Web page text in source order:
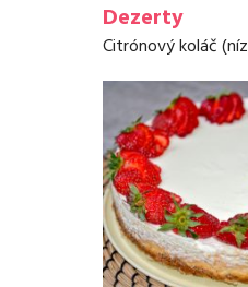
Dezerty
Citrónový koláč